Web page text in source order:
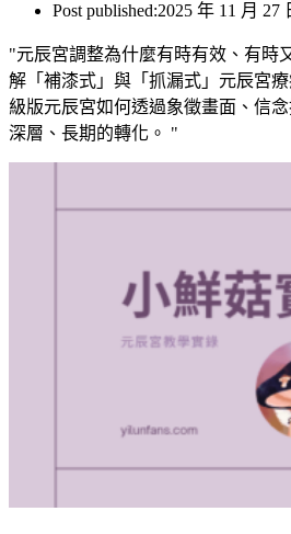
Post published:2025 年 11 月 27
"元辰宮調整為什麼有時有效、有時
解「補漆式」與「抓漏式」元辰宮
級版元辰宮如何透過象徵畫面、信
深層、長期的轉化。 "